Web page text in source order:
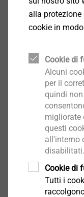
Ideale per il
3,0 mm nelle
Adatto anche
Preforo non
Semplicità
automatici
Le
Classe di
Acciaio al
Dati tecnici
Diametro
Tipo di
alla protezione
cookie in
Cookie di
Alcuni
per il
quindi
migliorate
questi
all'interno
disabilitati.
Cookie di
Tutti i